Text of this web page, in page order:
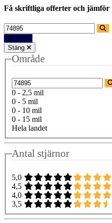
Få skriftliga offerter och jämför
Filter
Stäng
Område
0 - 2,5 mil
0 - 5 mil
0 - 10 mil
0 - 15 mil
Hela landet
Antal stjärnor
5,0
4,5
4,0
3,5